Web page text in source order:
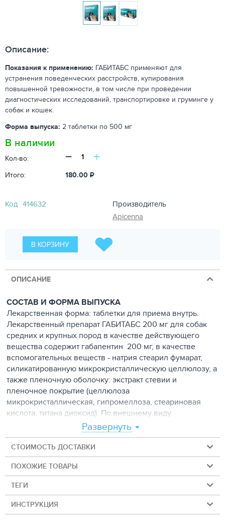
Описание:
Показания к применению: ГАБИТАБС применяют для
устранения поведенческих расстройств, купирования
повышенной тревожности, в том числе при проведении
диагностических исследований, транспортировке и груминге у
собак и кошек.
Форма выпуска: 2 таблетки по 500 мг
В наличии
Кол-во: − +
Итого: 180.00 ₽
Код 414632
Производитель
Apicenna
В КОРЗИНУ
ОПИСАНИЕ
СОСТАВ И ФОРМА ВЫПУСКА
Лекарственная форма: таблетки для приема внутрь.
Лекарственный препарат ГАБИТАБС 200 мг для собак
средних и крупных пород в качестве действующего
вещества содержит габапентин 200 мг, в качестве
вспомогательных веществ - натрия стеарил фумарат,
силикатированную микрокристаллическую целлюлозу, а
также пленочную оболочку: экстракт стевии и
пленочное покрытие (целлюлоза
микрокристаллическая, гипромеллоза, стеариновая
кислота, титана диоксид). По внешнему виду
лекарственный препарат представляет собой таблетки
покрытые пленочной оболочкой белого или почти
белого цвета, двояковыпуклые, круглой формы, с
крестообразной риской на одной стороне.
Выпускают расфасованным по 2 таблетки в блистеры из
металлополимерного материала и по 10 таблеток в
блистеры из фольги алюминиевой и пленки ПВХ.
Блистеры упаковывают по 1, 2 или 3 в картонную пачку в
комплекте с инструкцией по применению.
Развернуть
СТОИМОСТЬ ДОСТАВКИ
ПОХОЖИЕ ТОВАРЫ
ТЕГИ
ИНСТРУКЦИЯ